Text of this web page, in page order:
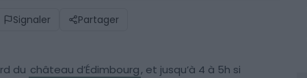
Signaler Partager
du château d’Édimbourg, et jusqu’à 4 à 5h si